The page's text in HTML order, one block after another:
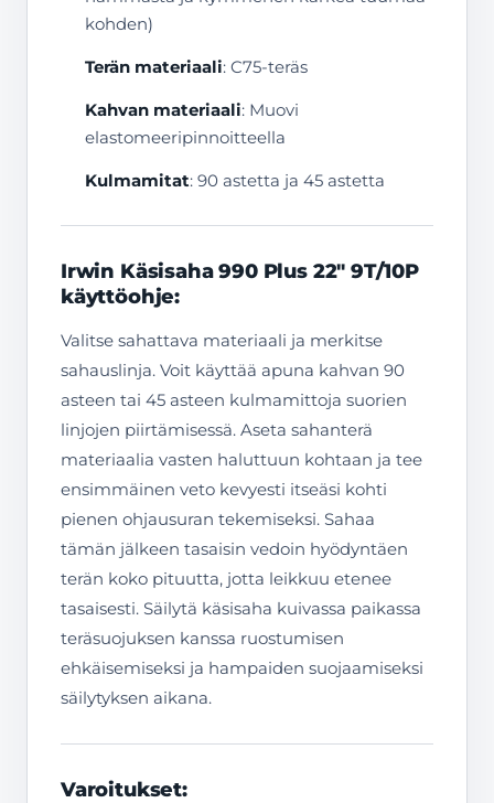
kohden)
Terän materiaali: C75-teräs
Kahvan materiaali: Muovi
elastomeeripinnoitteella
Kulmamitat: 90 astetta ja 45 astetta
Irwin Käsisaha 990 Plus 22″ 9T/10P
käyttöohje:
Valitse sahattava materiaali ja merkitse
sahauslinja. Voit käyttää apuna kahvan 90
asteen tai 45 asteen kulmamittoja suorien
linjojen piirtämisessä. Aseta sahanterä
materiaalia vasten haluttuun kohtaan ja tee
ensimmäinen veto kevyesti itseäsi kohti
pienen ohjausuran tekemiseksi. Sahaa
tämän jälkeen tasaisin vedoin hyödyntäen
terän koko pituutta, jotta leikkuu etenee
tasaisesti. Säilytä käsisaha kuivassa paikassa
teräsuojuksen kanssa ruostumisen
ehkäisemiseksi ja hampaiden suojaamiseksi
säilytyksen aikana.
Varoitukset: